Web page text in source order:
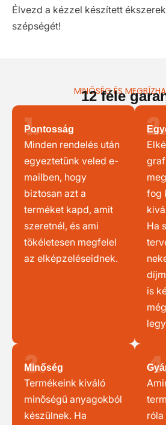
Élvezd a kézzel készített
szépségét!
MINŐSÉG ÉS
12 féle
1.
Pontosság
Minden rendelés után
egyeztetünk veled e-
mailben, hogy
biztosan azt a
terméket kapd, amit
szeretnél, és ami
tökéletesen megfelel
az elképzeléseidnek.
2.
fog
Ha
is
3.
Minőség
Termékeink kiváló
minőségű anyagokból
készülnek. Ha